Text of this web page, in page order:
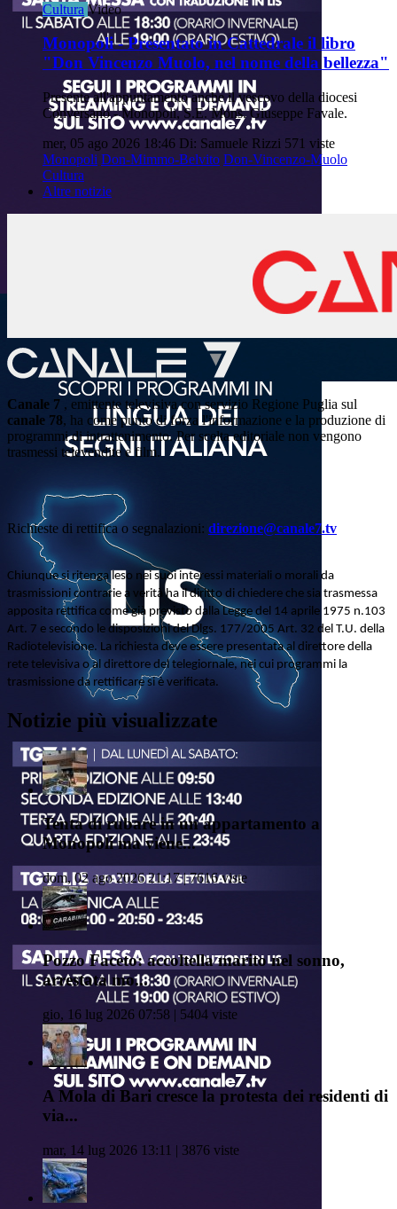
Cultura Video
Monopoli - Presentato in Cattedrale il libro
"Don Vincenzo Muolo, nel nome della bellezza"
Presente all'appuntamento anche il vescovo della diocesi
Conversano - Monopoli, S.E. Mons. Giuseppe Favale.
mer, 05 ago 2026 18:46 Di: Samuele Rizzi 571 viste
Monopoli Don-Mimmo-Belvito Don-Vincenzo-Muolo
Cultura
Altre notizie
Canale 7 , emittente televisiva con servizio Regione Puglia sul
canale 78, ha come punto di forza l'informazione e la produzione di
programmi di intrattenimento. Per scelta editoriale non vengono
trasmessi televendite e film.
Richieste di rettifica o segnalazioni: direzione@canale7.tv
Chiunque si ritenga leso nei suoi interessi materiali o morali da
trasmissioni contrarie a verità ha il diritto di chiedere che sia trasmessa
apposita rettifica come già previsto dalla Legge del 14 aprile 1975 n.103
Art. 7 e secondo le disposizioni del Dlgs. 177/2005 Art. 32 del T.U. della
Radiotelevisione. La richiesta deve essere presentata al direttore della
rete televisiva o al direttore del telegiornale, nei cui programmi la
trasmissione da rettificare si è verificata.
Notizie più visualizzate
Tenta di rubare in un appartamento a
Monopoli ma viene...
dom, 02 ago 2026 21:17 | 7616 viste
Pozzo Faceto: accoltella marito nel sonno,
arrestata mo...
gio, 16 lug 2026 07:58 | 5404 viste
A Mola di Bari cresce la protesta dei residenti di
via...
mar, 14 lug 2026 13:11 | 3876 viste